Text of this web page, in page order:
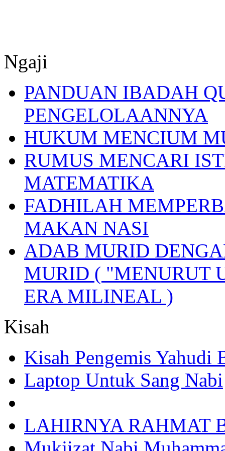
Ngaji
PANDUAN IBADAH
PENGELOLAANNYA
HUKUM MENCIUM
RUMUS MENCARI
MATEMATIKA
FADHILAH
MAKAN NASI
ADAB MURID
MURID ( "MENURUT
ERA MILINEAL )
Kisah
Kisah Pengemis Yahudi
Laptop Untuk Sang Nabi
LAHIRNYA RAHMAT